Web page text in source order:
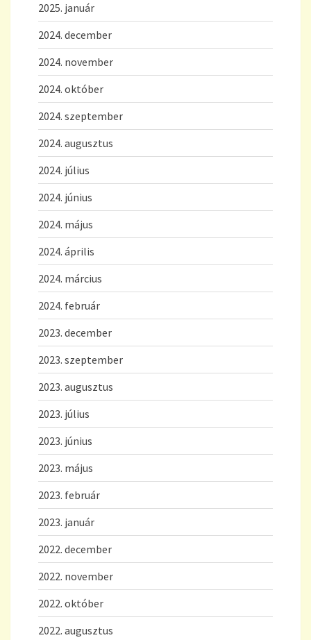
2025. január
2024. december
2024. november
2024. október
2024. szeptember
2024. augusztus
2024. július
2024. június
2024. május
2024. április
2024. március
2024. február
2023. december
2023. szeptember
2023. augusztus
2023. július
2023. június
2023. május
2023. február
2023. január
2022. december
2022. november
2022. október
2022. augusztus